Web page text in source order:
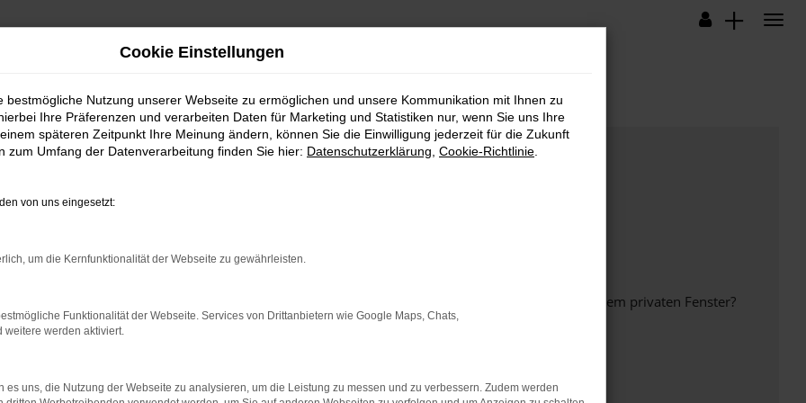
bestimmter Seiten verhindern. Funktioniert die Seite in einem anderen Browser oder in einem privaten Fenster?
beheben.
auf dem neuesten Stand sind.
kann auch dazu führen, dass bestimmte Funktionen nicht mehr unterstützt werden.
Cookie Einstellungen
bestmögliche Nutzung unserer Webseite zu ermöglichen und unsere Kommunikation mit Ihnen zu
Ihre Präferenzen und verarbeiten Daten für Marketing und Statistiken nur, wenn Sie uns Ihre
späteren Zeitpunkt Ihre Meinung ändern, können Sie die Einwilligung jederzeit für die Zukunft
zum Umfang der Datenverarbeitung finden Sie hier: Datenschutzerklärung Cookie-Richtlinie
von uns eingesetzt:
um die Kernfunktionalität der Webseite zu gewährleisten.
Funktionalität der Webseite. Services von Drittanbietern wie Google Maps, Chats,
weitere werden aktiviert.
es uns, die Nutzung der Webseite zu analysieren, um die Leistung zu messen und zu verbessern. Zudem werden